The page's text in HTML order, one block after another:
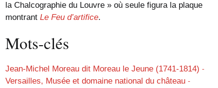
la Chalcographie du Louvre » où seule figura la plaque
montrantLe Feu d’artifice.
Mots-clés
Jean-Michel Moreau dit Moreau le Jeune (1741-1814)
Versailles, Musée et domaine national du château